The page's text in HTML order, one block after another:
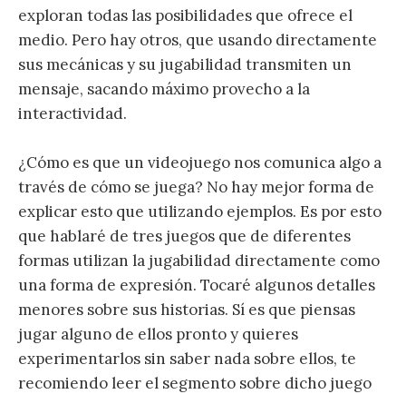
exploran todas las posibilidades que ofrece el
medio. Pero hay otros, que usando directamente
sus mecánicas y su jugabilidad transmiten un
mensaje, sacando máximo provecho a la
interactividad.
¿Cómo es que un videojuego nos comunica algo a
través de cómo se juega? No hay mejor forma de
explicar esto que utilizando ejemplos. Es por esto
que hablaré de tres juegos que de diferentes
formas utilizan la jugabilidad directamente como
una forma de expresión. Tocaré algunos detalles
menores sobre sus historias. Sí es que piensas
jugar alguno de ellos pronto y quieres
experimentarlos sin saber nada sobre ellos, te
recomiendo leer el segmento sobre dicho juego